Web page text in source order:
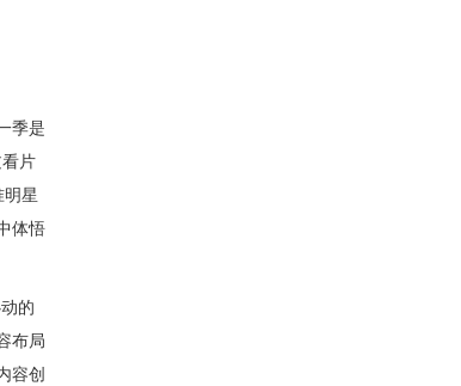
季是
片
明星
体悟
动的
布局
容创